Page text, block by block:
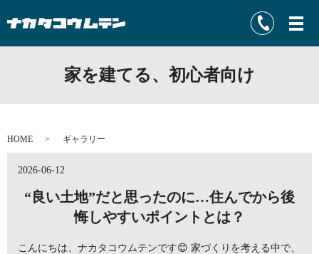
家を建てる、初心者向け
HOME ギャラリー
2026-06-12
“良い土地”だと思ったのに…住んでから後
悔しやすいポイントとは？
こんにちは、ナカタコウムテンです😊 家づくりを考える中で、